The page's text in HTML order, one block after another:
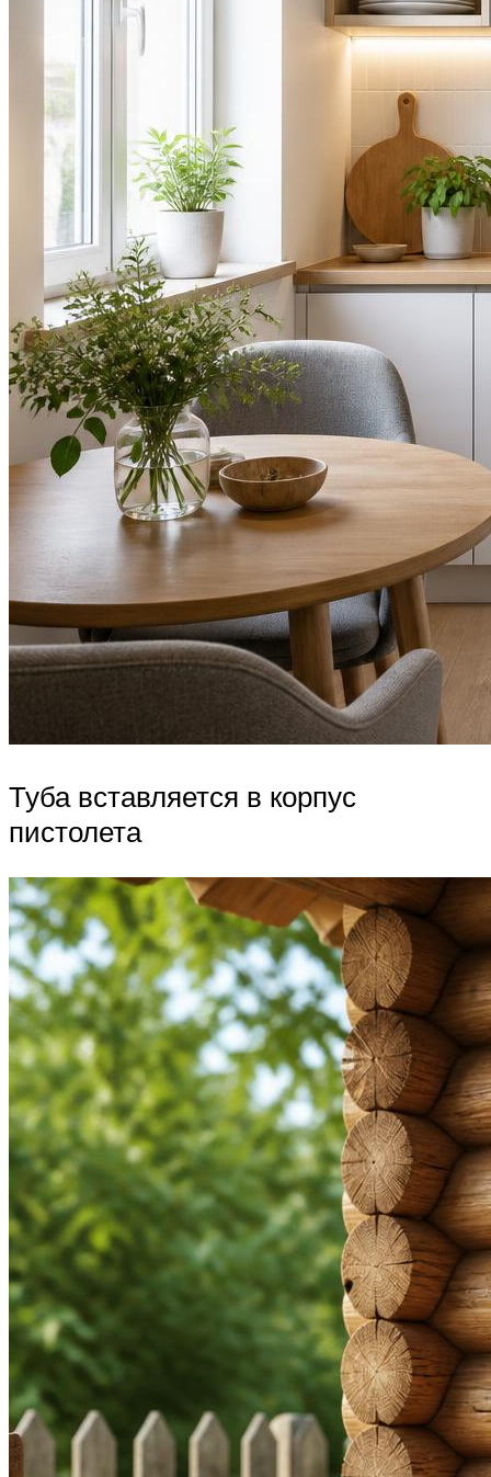
Туба вставляется в корпус
пистолета